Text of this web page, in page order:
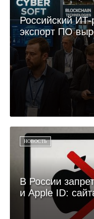
Российский
экспорт ПО
НОВОСТЬ
В России
и Apple ID: